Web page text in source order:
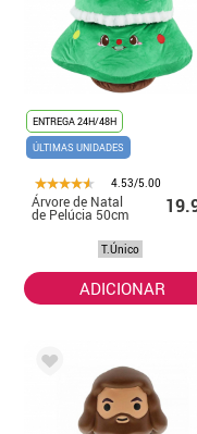
ENTREGA 24H/48H
ÚLTIMAS UNIDADES
4.53/5.00
Árvore de Natal
de Pelúcia 50cm
T.Único
ADICIONAR